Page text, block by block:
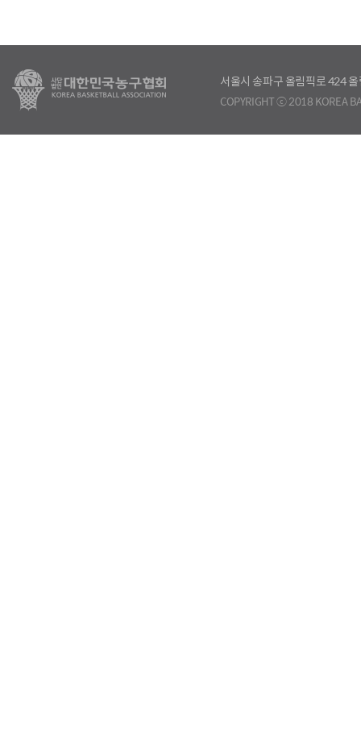
서울시 송파구 올림픽로 424
COPYRIGHT ⓒ 2018 KOREA